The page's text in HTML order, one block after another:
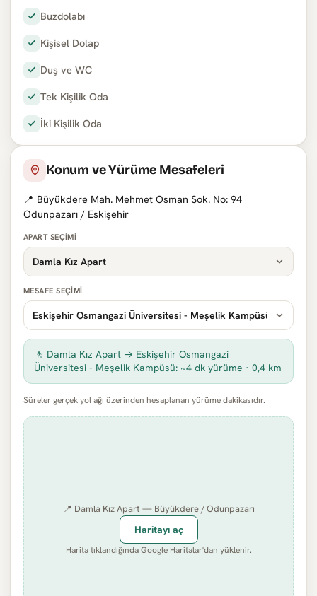
Buzdolabı
Kişisel Dolap
Duş ve WC
Tek Kişilik Oda
İki Kişilik Oda
Konum ve Yürüme Mesafeleri
📍 Büyükdere Mah. Mehmet Osman Sok. No: 94
Odunpazarı / Eskişehir
APART SEÇIMI
MESAFE SEÇIMI
🚶 Damla Kız Apart → Eskişehir Osmangazi
Üniversitesi - Meşelik Kampüsü: ~4 dk yürüme · 0,4 km
Süreler gerçek yol ağı üzerinden hesaplanan yürüme dakikasıdır.
📍 Damla Kız Apart — Büyükdere / Odunpazarı
Haritayı aç
Harita tıklandığında Google Haritalar'dan yüklenir.